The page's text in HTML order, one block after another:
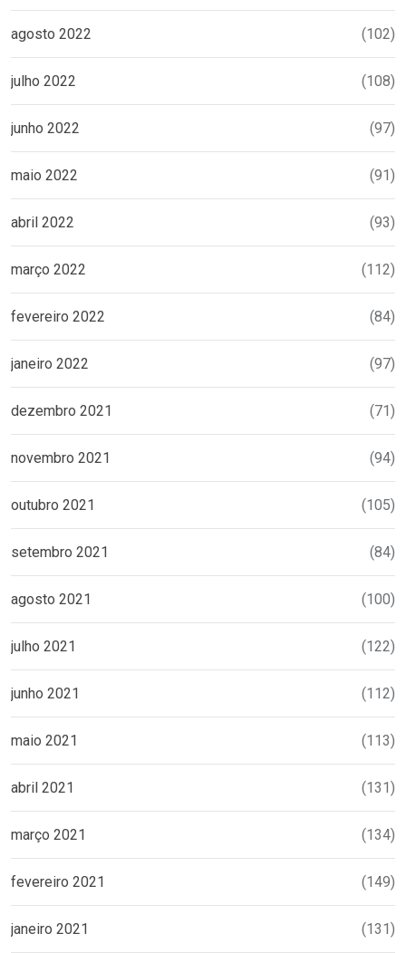
agosto 2022 (102)
julho 2022 (108)
junho 2022 (97)
maio 2022 (91)
abril 2022 (93)
março 2022 (112)
fevereiro 2022 (84)
janeiro 2022 (97)
dezembro 2021 (71)
novembro 2021 (94)
outubro 2021 (105)
setembro 2021 (84)
agosto 2021 (100)
julho 2021 (122)
junho 2021 (112)
maio 2021 (113)
abril 2021 (131)
março 2021 (134)
fevereiro 2021 (149)
janeiro 2021 (131)